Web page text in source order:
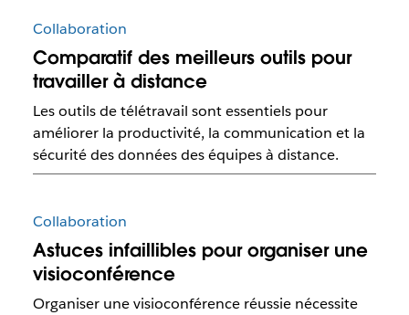
Collaboration
Comparatif des meilleurs outils pour
travailler à distance
Les outils de télétravail sont essentiels pour
améliorer la productivité, la communication et la
sécurité des données des équipes à distance.
Collaboration
Astuces infaillibles pour organiser une
visioconférence
Organiser une visioconférence réussie nécessite